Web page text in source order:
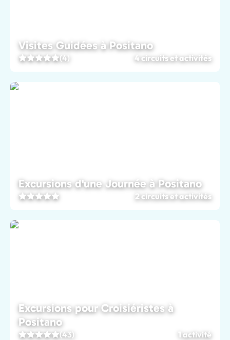
Visites Guidées à Positano
(4) 4 circuits et activités
Excursions d'une Journée à Positano
2 circuits et activités
Excursions pour Croisiéristes à
Positano
(43) 1 activité